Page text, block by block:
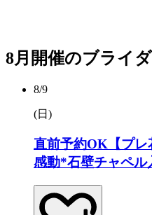
8月開催のブライ
8/9
(日 )
直前予約OK【プレ
感動*石壁チャペル